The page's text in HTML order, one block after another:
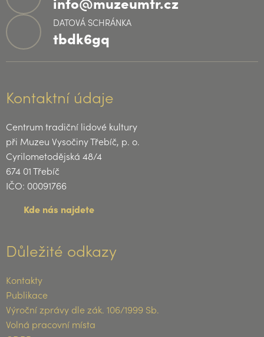
DATOVÁ SCHRÁNKA
tbdk6gq
Kontaktní údaje
Centrum tradiční lidové kultury
při Muzeu Vysočiny Třebíč, p. o.
Cyrilometodějská 48/4
674 01 Třebíč
IČO: 00091766
Kde nás najdete
Důležité odkazy
Kontakty
Publikace
Výroční zprávy dle zák. 106/1999 Sb.
Volná pracovní místa